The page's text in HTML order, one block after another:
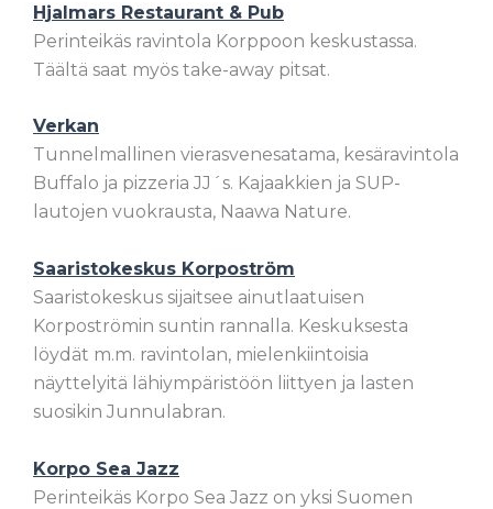
Hjalmars Restaurant & Pub
Perinteikäs ravintola Korppoon keskustassa.
Täältä saat myös take-away pitsat.
Verkan
Tunnelmallinen vierasvenesatama, kesäravintola
Buffalo ja pizzeria JJ´s. Kajaakkien ja SUP-
lautojen vuokrausta, Naawa Nature.
Saaristokeskus Korpoström
Saaristokeskus sijaitsee ainutlaatuisen
Korpoströmin suntin rannalla. Keskuksesta
löydät m.m. ravintolan, mielenkiintoisia
näyttelyitä lähiympäristöön liittyen ja lasten
suosikin Junnulabran.
Korpo Sea Jazz
Perinteikäs Korpo Sea Jazz on yksi Suomen